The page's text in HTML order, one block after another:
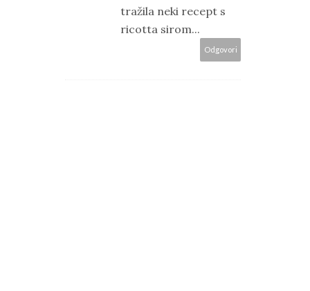
tražila neki recept s
ricotta sirom...
Odgovori